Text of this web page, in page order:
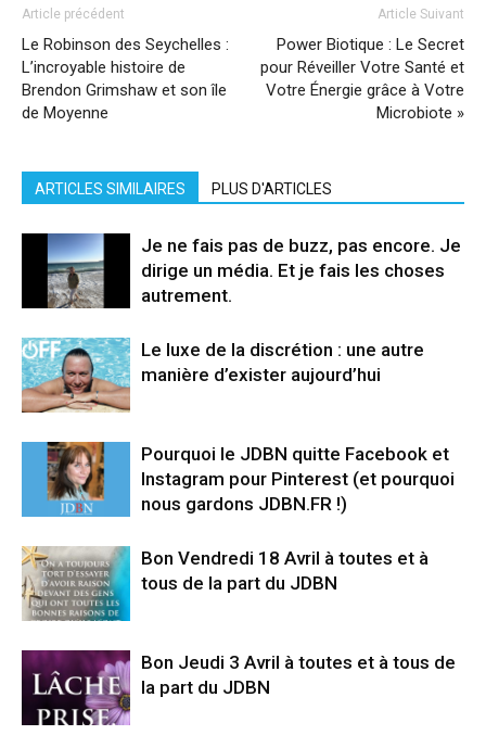
Article précédent
Le Robinson des Seychelles :
L’incroyable histoire de
Brendon Grimshaw et son île
de Moyenne
Article Suivant
Power Biotique : Le Secret
pour Réveiller Votre Santé et
Votre Énergie grâce à Votre
Microbiote »
ARTICLES SIMILAIRES PLUS D'ARTICLES
Je ne fais pas de buzz, pas encore. Je
dirige un média. Et je fais les choses
autrement.
Le luxe de la discrétion : une autre
manière d’exister aujourd’hui
Pourquoi le JDBN quitte Facebook et
Instagram pour Pinterest (et pourquoi
nous gardons JDBN.FR !)
Bon Vendredi 18 Avril à toutes et à
tous de la part du JDBN
Bon Jeudi 3 Avril à toutes et à tous de
la part du JDBN